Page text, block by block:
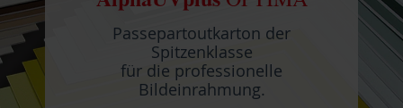
Passepartoutkarton der
Spitzenklasse
für die professionelle
Bildeinrahmung.